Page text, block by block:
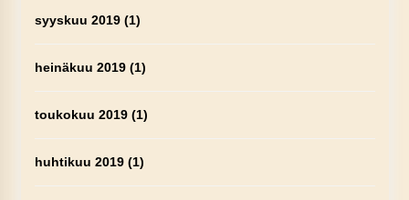
syyskuu 2019(1)
heinäkuu 2019(1)
toukokuu 2019(1)
huhtikuu 2019(1)